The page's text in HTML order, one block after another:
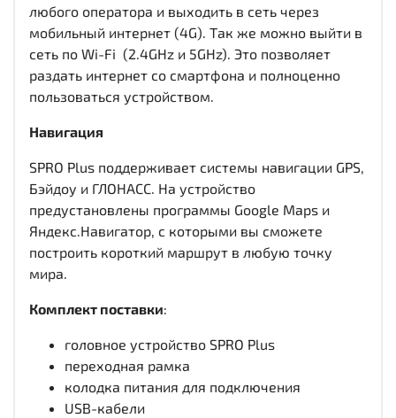
любого оператора и выходить в сеть через
мобильный интернет (4G). Так же можно выйти в
сеть по Wi-Fi (2.4GHz и 5GHz). Это позволяет
раздать интернет со смартфона и полноценно
пользоваться устройством.
Навигация
SPRO Plus поддерживает системы навигации GPS,
Бэйдоу и ГЛОНАСС. На устройство
предустановлены программы Google Maps и
Яндекс.Навигатор, с которыми вы сможете
построить короткий маршрут в любую точку
мира.
Комплект поставки:
головное устройство SPRO Plus
переходная рамка
колодка питания для подключения
USB-кабели